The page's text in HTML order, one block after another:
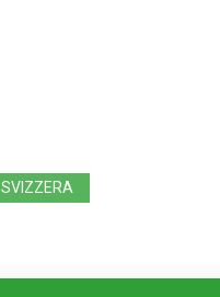
SVIZZERA